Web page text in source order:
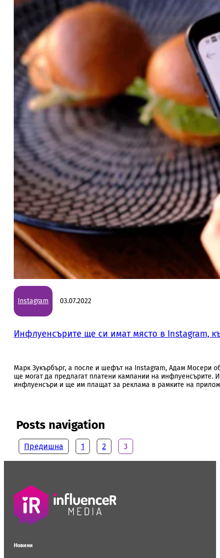
Instagram 03.07.2022
Инфлуенсърите ще си имат място в Instagram,
Марк Зукърбърг, а после и шефът на Instagram, Адам Мосери
ще могат да предлагат платени кампании на инфлуенсърите.
инфлуенсъри и ще им плащат за реклама в рамките на
Posts navigation
Предишна 1 2 3
Новини